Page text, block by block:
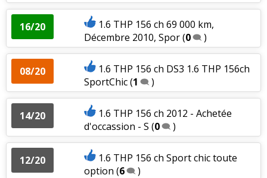
16/20
1.6 THP 156 ch 69 000 km,
Décembre 2010, Spor(0 )
08/20
1.6 THP 156 ch DS3 1.6 THP 156ch
SportChic(1 )
14/20
1.6 THP 156 ch 2012 - Achetée
d'occassion - S (0 )
12/20
1.6 THP 156 ch Sport chic toute
option (6 )